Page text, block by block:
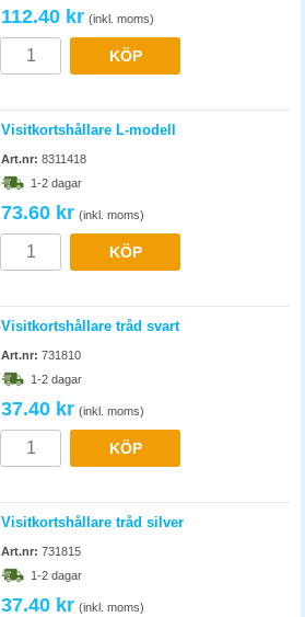
112.40 kr (inkl. moms)
KÖP
Visitkortshållare L-modell
Art.nr: 8311418
1-2 dagar
73.60 kr (inkl. moms)
KÖP
Visitkortshållare tråd svart
Art.nr: 731810
1-2 dagar
37.40 kr (inkl. moms)
KÖP
Visitkortshållare tråd silver
Art.nr: 731815
1-2 dagar
37.40 kr (inkl. moms)